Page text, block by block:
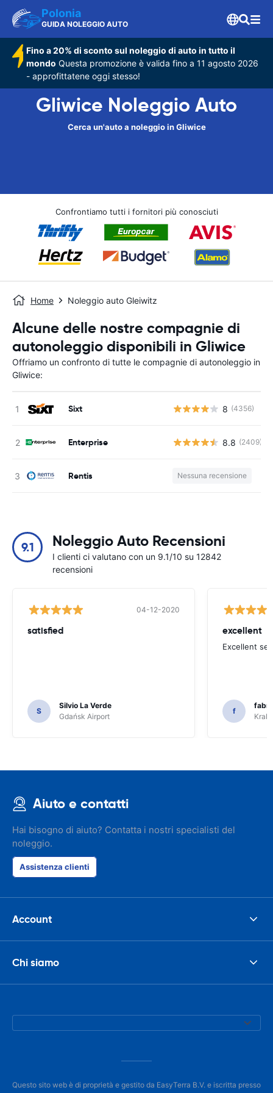
Polonia
GUIDA NOLEGGIO AUTO
Fino a 20% di sconto sul noleggio di auto in tutto il
mondo Questa promozione è valida fino a 11 agosto 2026
- approfittatene oggi stesso!
Gliwice Noleggio Auto
Cerca un'auto a noleggio in Gliwice
Confrontiamo tutti i fornitori più conosciuti
Home Noleggio auto Gleiwitz
Alcune delle nostre compagnie di
autonoleggio disponibili in Gliwice
Offriamo un confronto di tutte le compagnie di autonoleggio in
Gliwice:
Sixt 8 (4356)
Enterprise 8.8 (2409)
Rentis Nessuna recensione
9.1 Noleggio Auto Recensioni
I clienti ci valutano con un 9.1/10 su 12842
recensioni
04-12-2020
satisfied
S
Silvio La Verde
Gdańsk Airport
excellent
Excellent
f
Aiuto e contatti
Hai bisogno di aiuto? Contatta i nostri specialisti del
noleggio.
Assistenza clienti
Account
Chi siamo
Questo sito web è di proprietà e gestito da EasyTerra B.V. e iscritta presso